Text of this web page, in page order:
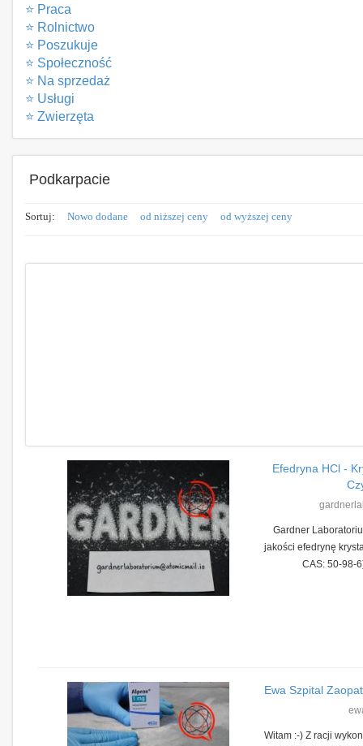
⭐ Praca
⭐ Rolnictwo
⭐ Poszukuje
⭐ Społeczność
⭐ Na sprzedaż
⭐ Usługi
⭐ Zwierzęta
Podkarpacie
Sortuj: Nowo dodane od niższej ceny od wyższej ceny
Efedryna HCl -
Gardner
jakości efedrynę
CAS: 50-98-
Ewa Szpital
Witam :-) Z racji